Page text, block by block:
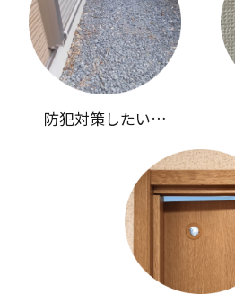
防犯対策したい…